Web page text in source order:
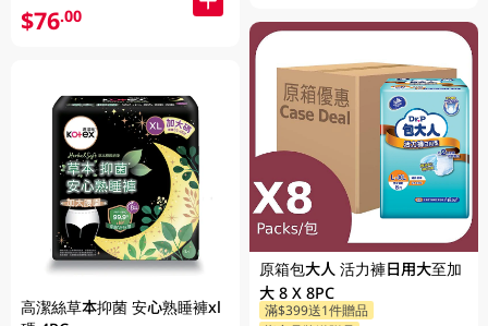
$76.00
高潔絲草本抑菌 安心熟睡褲xl
原箱包大人 活力褲日用大至加
大 8 X 8PC
滿$399送1件贈品